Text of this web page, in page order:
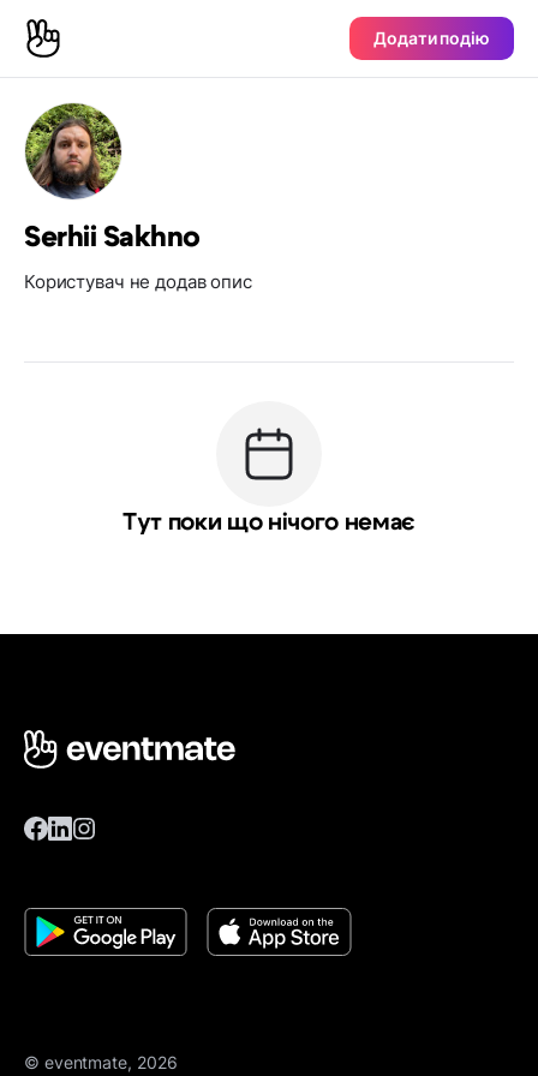
Додати подію
Serhii Sakhno
Користувач не додав опис
Тут поки що нічого немає
© eventmate, 2026